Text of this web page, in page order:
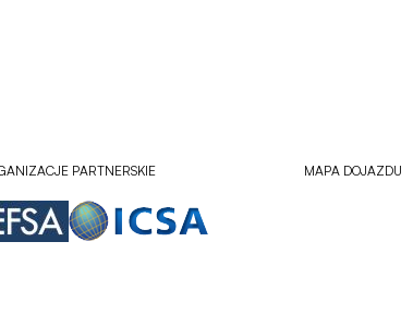
PARTNERSKIE MAPA DOJAZDU